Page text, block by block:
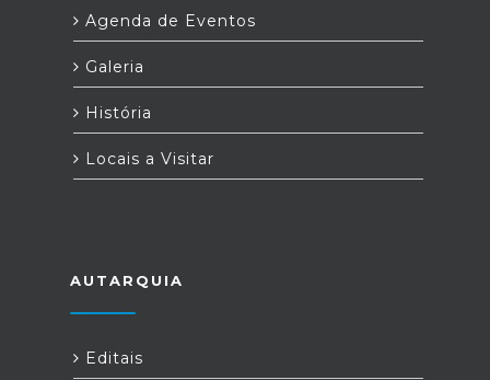
Agenda de Eventos
Galeria
História
Locais a Visitar
AUTARQUIA
Editais